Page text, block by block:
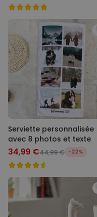
Serviette personnalisée
avec 8 photos et texte
34,99 €44,99 € -22%